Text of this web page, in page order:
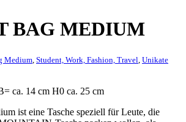
BAG MEDIUM
Medium Student, Work, Fashion, Travel Unikate
ca. 14 cm H0 ca. 25 cm
ist eine Tasche speziell für Leute, die